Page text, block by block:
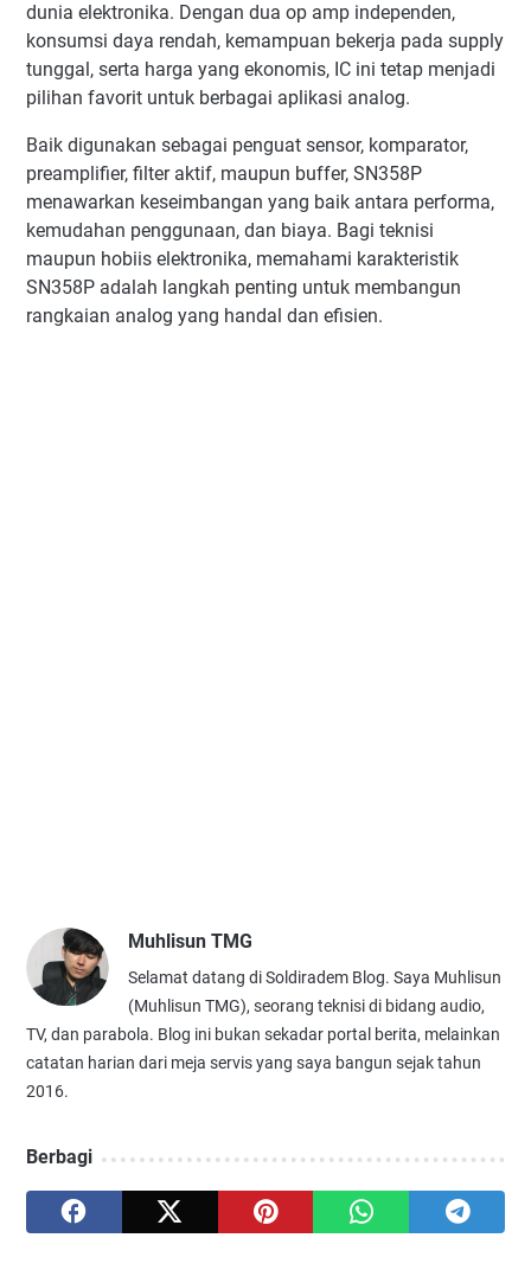
dunia elektronika. Dengan dua op amp independen,
konsumsi daya rendah, kemampuan bekerja pada supply
tunggal, serta harga yang ekonomis, IC ini tetap menjadi
pilihan favorit untuk berbagai aplikasi analog.
Baik digunakan sebagai penguat sensor, komparator,
preamplifier, filter aktif, maupun buffer, SN358P
menawarkan keseimbangan yang baik antara performa,
kemudahan penggunaan, dan biaya. Bagi teknisi
maupun hobiis elektronika, memahami karakteristik
SN358P adalah langkah penting untuk membangun
rangkaian analog yang handal dan efisien.
Muhlisun TMG
Selamat datang di Soldiradem Blog. Saya Muhlisun
(Muhlisun TMG), seorang teknisi di bidang audio,
TV, dan parabola. Blog ini bukan sekadar portal berita, melainkan
catatan harian dari meja servis yang saya bangun sejak tahun
2016.
Berbagi